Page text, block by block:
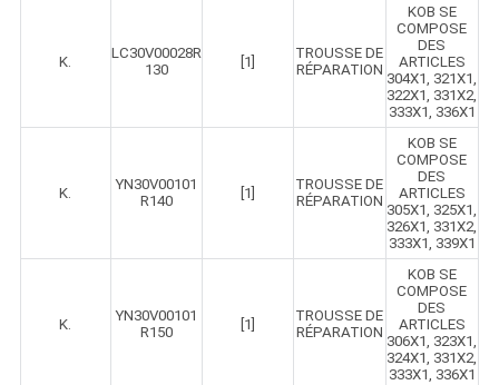
K.
LC30V00028R
130
[1]
TROUSSE DE
RÉPARATION
KOB SE
COMPOSE
DES
ARTICLES
304X1, 321X1,
322X1, 331X2,
333X1, 336X1
K.
YN30V00101
R140
[1]
TROUSSE DE
RÉPARATION
KOB SE
COMPOSE
DES
ARTICLES
305X1, 325X1,
326X1, 331X2,
333X1, 339X1
K.
YN30V00101
R150
[1]
TROUSSE DE
RÉPARATION
KOB SE
COMPOSE
DES
ARTICLES
306X1, 323X1,
324X1, 331X2,
333X1, 336X1